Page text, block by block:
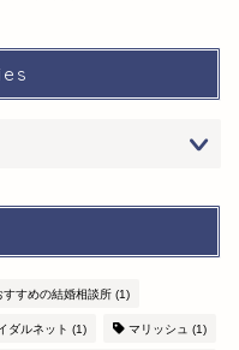
すすめの結婚相談所 (1)
ダルネット (1) マリッシュ (1)